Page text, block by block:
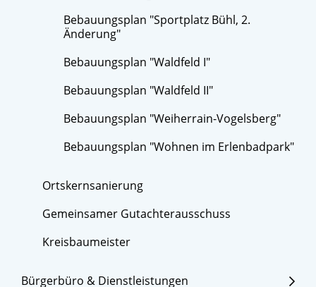
Bebauungsplan "Sportplatz Bühl, 2.
Änderung"
Bebauungsplan "Waldfeld I"
Bebauungsplan "Waldfeld II"
Bebauungsplan "Weiherrain-Vogelsberg"
Bebauungsplan "Wohnen im Erlenbadpark"
Ortskernsanierung
Gemeinsamer Gutachterausschuss
Kreisbaumeister
Bürgerbüro & Dienstleistungen